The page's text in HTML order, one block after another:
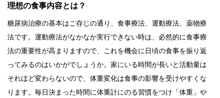
理想の食事内容とは？
糖尿病治療の基本はご存じの通り、食事療法、運動療法、薬物療
法です。運動療法がなかなか実行できない時は、必然的に食事療
法の重要性が高まりますので、これを機会に日頃の食事を振り返
ってみるのはいかがでしょうか。家にいる時間が長いと活動量は
それほど変わらないので、体重変化は食事の影響を受けやすくな
ります。毎日決まった時間に体重計にのる習慣をつけ「体重」や